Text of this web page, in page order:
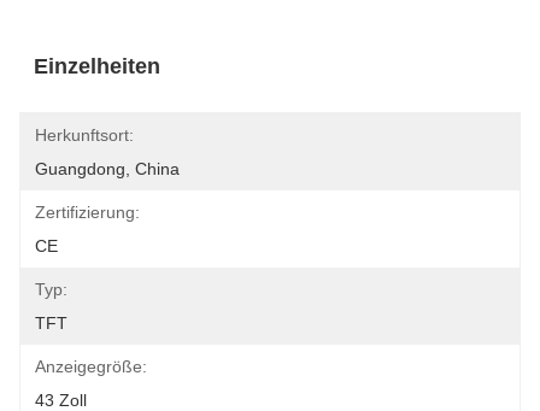
Einzelheiten
Herkunftsort:
Guangdong, China
Zertifizierung:
CE
Typ:
TFT
Anzeigegröße:
43 Zoll